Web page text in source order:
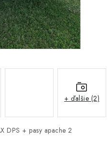
DPS + pasy apache 2
+ ďalšie (2)